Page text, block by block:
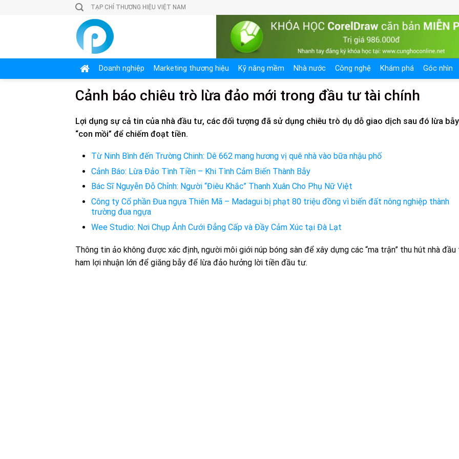
TẠP CHÍ THƯƠNG HIỆU VIỆT NAM
Doanh nghiệp Marketing thương hiệu Kỹ năng mềm Nhà nước Công nghệ Khám phá Góc nhìn
Cảnh báo chiêu trò lừa đảo mới trong đầu tư tài chính
Lợi dụng sự cả tin của nhà đầu tư, các đối tượng đã sử dụng chiêu trò dụ dỗ giao dịch sau đó lừa bẫy
“con mồi” để chiếm đoạt tiền.
Từ Ninh Bình đến Trường Chinh: Dê 662 mang hương vị quê nhà vào bữa nhậu phố
Cảnh Báo: Lừa Đảo Tình Tiền – Khi Tình Cảm Biến Thành Bẫy
Bác Sĩ Nguyễn Đỗ Chỉnh: Người “Điêu Khắc” Thanh Xuân Cho Phụ Nữ Việt
Công ty Cổ phần Đua ngựa Thiên Mã – Madagui bị phạt 80 triệu đồng vì biến đất nông nghiệp thành
trường đua ngựa
Wee Studio: Nơi Chụp Ảnh Cưới Đẳng Cấp và Đầy Cảm Xúc tại Đà Lạt
Thông tin ảo không được xác định, người môi giới núp bóng sàn để xây dựng các “ma trận” thu hút nhà
ham lợi nhuận lớn để giăng bẫy để lừa đảo hưởng lời tiền đầu tư.